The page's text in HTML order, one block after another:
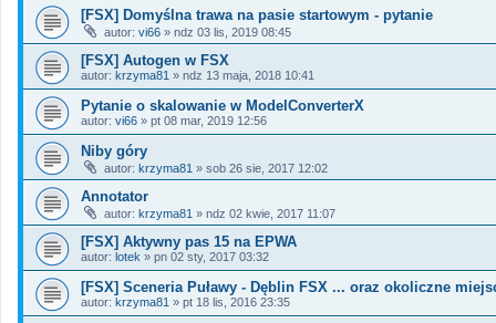
[FSX] Domyślna trawa na pasie startowym - pytanie
autor: vi66 » ndz 03 lis, 2019 08:45
[FSX] Autogen w FSX
autor: krzyma81 » ndz 13 maja, 2018 10:41
Pytanie o skalowanie w ModelConverterX
autor: vi66 » pt 08 mar, 2019 12:56
Niby góry
autor: krzyma81 » sob 26 sie, 2017 12:02
Annotator
autor: krzyma81 » ndz 02 kwie, 2017 11:07
[FSX] Aktywny pas 15 na EPWA
autor: lotek » pn 02 sty, 2017 03:32
[FSX] Sceneria Puławy - Dęblin FSX ... oraz okoliczne
autor: krzyma81 » pt 18 lis, 2016 23:35